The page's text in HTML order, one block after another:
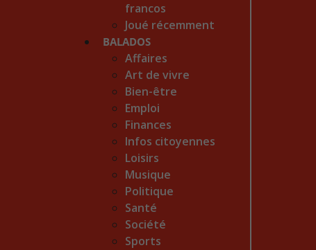
francos
Joué récemment
BALADOS
Affaires
Art de vivre
Bien-être
Emploi
Finances
Infos citoyennes
Loisirs
Musique
Politique
Santé
Société
Sports